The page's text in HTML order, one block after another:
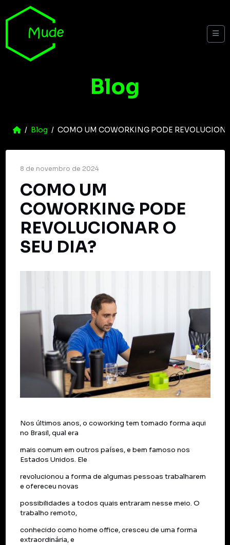
Skip to content
Blog
Home
Blog COMO UM COWORKING PODE
8 de novembro de 2024
COMO UM
COWORKING PODE
REVOLUCIONAR O
SEU DIA?
Nos últimos anos, o coworking tem tomado forma aqui
no Brasil, qual era
mais comum em outros países, e bem famoso nos
Estados Unidos. Ele
revolucionou a forma de algumas pessoas trabalharem
e ofereceu novas
possibilidades a todos quais entraram nesse meio. O
trabalho remoto,
conhecido como home office, cresceu de uma forma
extraordinária, e